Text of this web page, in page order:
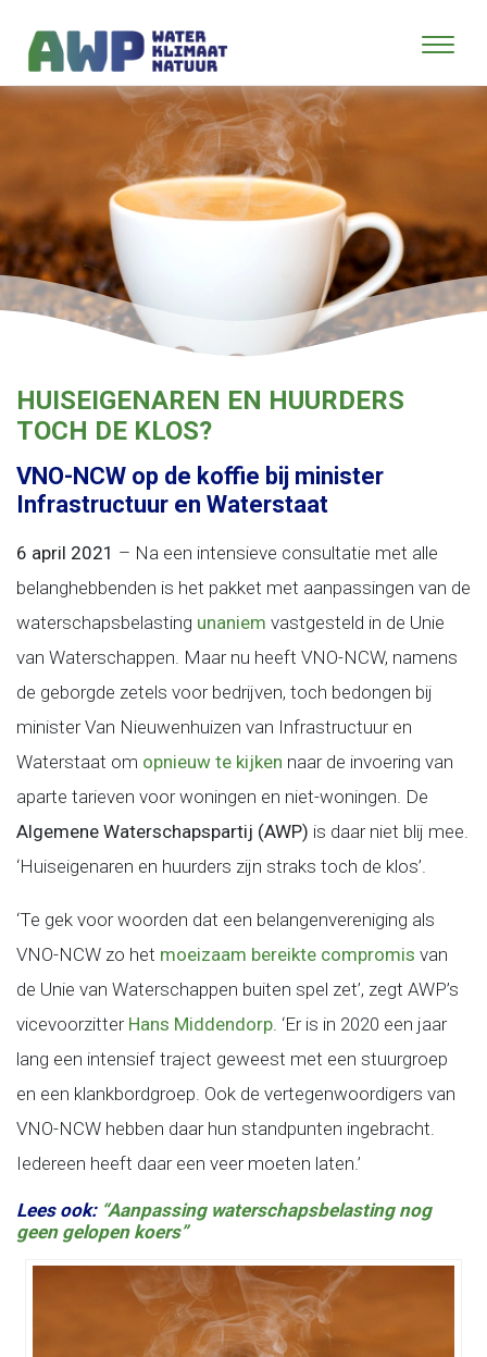
HUISEIGENAREN EN HUURDERS
TOCH DE KLOS?
VNO-NCW op de koffie bij minister
Infrastructuur en Waterstaat
6 april 2021 – Na een intensieve consultatie met alle
belanghebbenden is het pakket met aanpassingen van de
waterschapsbelasting unaniem vastgesteld in de Unie
van Waterschappen. Maar nu heeft VNO-NCW, namens
de geborgde zetels voor bedrijven, toch bedongen bij
minister Van Nieuwenhuizen van Infrastructuur en
Waterstaat om opnieuw te kijken naar de invoering van
aparte tarieven voor woningen en niet-woningen. De
Algemene Waterschapspartij (AWP) is daar niet blij mee.
‘Huiseigenaren en huurders zijn straks toch de klos’.
‘Te gek voor woorden dat een belangenvereniging als
VNO-NCW zo het moeizaam bereikte compromis van
de Unie van Waterschappen buiten spel zet’, zegt AWP’s
vicevoorzitter Hans Middendorp. ‘Er is in 2020 een jaar
lang een intensief traject geweest met een stuurgroep
en een klankbordgroep. Ook de vertegenwoordigers van
VNO-NCW hebben daar hun standpunten ingebracht.
Iedereen heeft daar een veer moeten laten.’
Lees ook: “Aanpassing waterschapsbelasting nog
geen gelopen koers”